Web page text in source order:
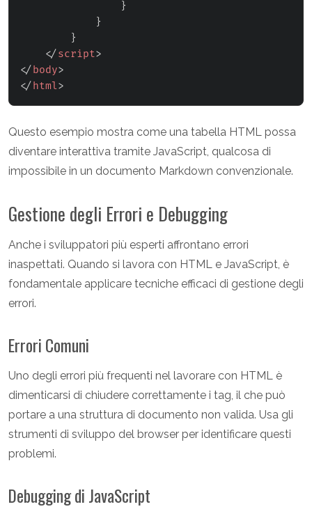
}
}
}
</script>
</ body>
</ html>
Questo esempio mostra come una tabella HTML possa
diventare interattiva tramite JavaScript, qualcosa di
impossibile in un documento Markdown convenzionale.
Gestione degli Errori e Debugging
Anche i sviluppatori più esperti affrontano errori
inaspettati. Quando si lavora con HTML e JavaScript, è
fondamentale applicare tecniche efficaci di gestione degli
errori.
Errori Comuni
Uno degli errori più frequenti nel lavorare con HTML è
dimenticarsi di chiudere correttamente i tag, il che può
portare a una struttura di documento non valida. Usa gli
strumenti di sviluppo del browser per identificare questi
problemi.
Debugging di JavaScript